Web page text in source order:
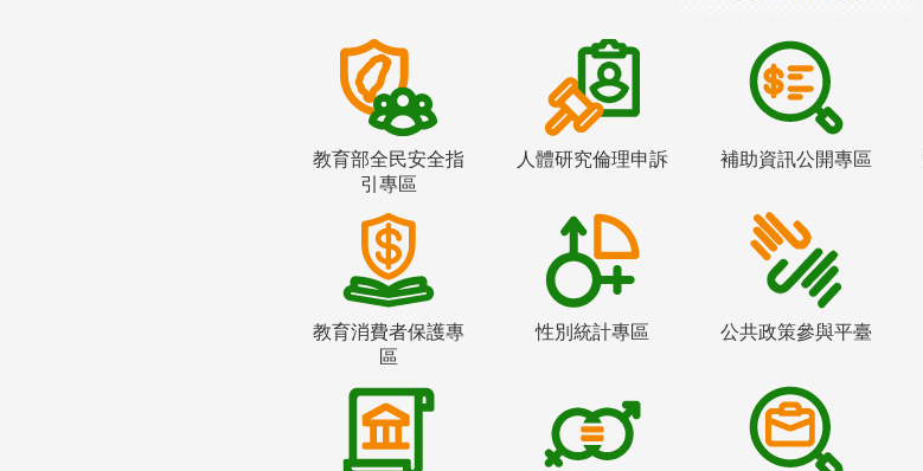
教育部全民安全指
引專區
人體研究倫理申訴 補助資訊公開專區
教育消費者保護專
區
性別統計專區 公共政策參與平臺